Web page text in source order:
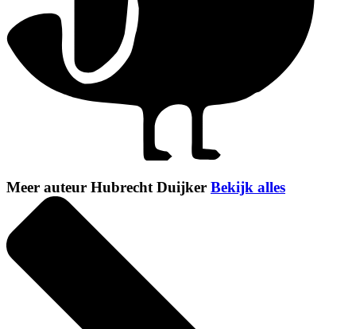
Meer auteur Hubrecht Duijker Bekijk alles